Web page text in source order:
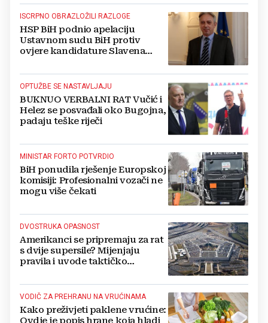
ISCRPNO OBRAZLOŽILI RAZLOGE
HSP BiH podnio apelaciju
Ustavnom sudu BiH protiv
ovjere kandidature Slavena
OPTUŽBE SE NASTAVLJAJU
BUKNUO VERBALNI RAT Vučić i
Helez se posvađali oko Bugojna,
padaju teške riječi
MINISTAR FORTO POTVRDIO
BiH ponudila rješenje Europskoj
komisiji: Profesionalni vozači ne
mogu više čekati
DVOSTRUKA OPASNOST
Amerikanci se pripremaju za rat
s dvije supersile? Mijenjaju
pravila i uvode taktičko
VODIČ ZA PREHRANU NA VRUĆINAMA
Kako preživjeti paklene vrućine: